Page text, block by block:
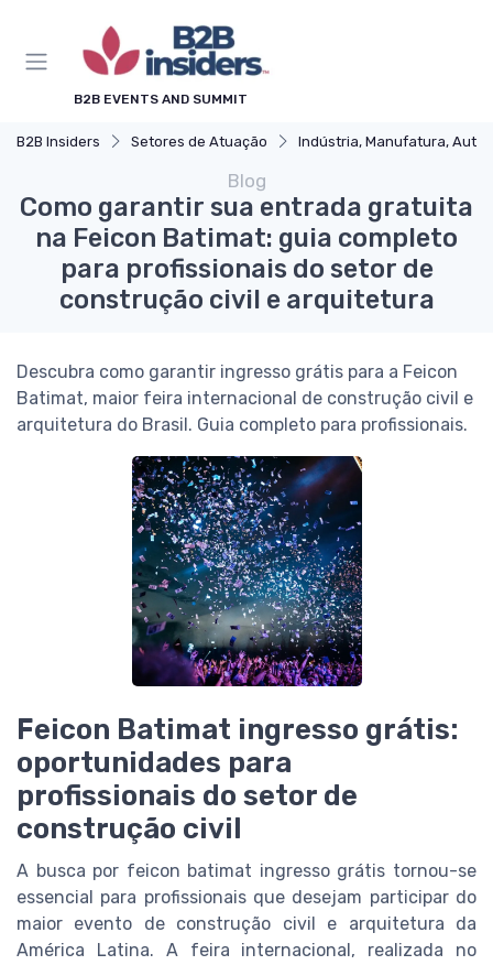
B2B EVENTS AND SUMMIT
B2B Insiders Setores de Atuação Indústria, Manufatura, Automotivo e Bens de Capital
Blog
Como garantir sua entrada gratuita
na Feicon Batimat: guia completo
para profissionais do setor de
construção civil e arquitetura
Descubra como garantir ingresso grátis para a Feicon
Batimat, maior feira internacional de construção civil e
arquitetura do Brasil. Guia completo para profissionais.
Feicon Batimat ingresso grátis:
oportunidades para
profissionais do setor de
construção civil
A busca por feicon batimat ingresso grátis tornou-se
essencial para profissionais que desejam participar do
maior evento de construção civil e arquitetura da
América Latina. A feira internacional, realizada no